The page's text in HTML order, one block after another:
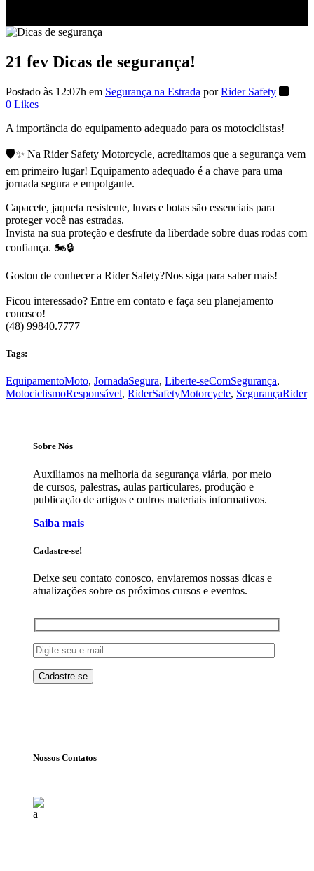
21 fev Dicas de segurança!
Postado às 12:07h em Segurança na Estrada porRider Safety
0 Likes
A importância do equipamento adequado para os motociclistas!
🛡️✨ Na Rider Safety Motorcycle, acreditamos que a segurança vem
em primeiro lugar! Equipamento adequado é a chave para uma
jornada segura e empolgante.
Capacete, jaqueta resistente, luvas e botas são essenciais para
proteger você nas estradas.
Invista na sua proteção e desfrute da liberdade sobre duas rodas com
confiança. 🏍️🔒
Gostou de conhecer a Rider Safety?Nos siga para saber mais!
Ficou interessado? Entre em contato e faça seu planejamento
conosco!
(48) 99840.7777⁠
Tags:
EquipamentoMoto, JornadaSegura, Liberte-seComSegurança,
MotociclismoResponsável, RiderSafetyMotorcycle, SegurançaRider
Sobre Nós
Auxiliamos na melhoria da segurança viária, por meio
de cursos, palestras, aulas particulares, produção e
publicação de artigos e outros materiais informativos.
Saiba mais
Cadastre-se!
Deixe seu contato conosco, enviaremos nossas dicas e
atualizações sobre os próximos cursos e eventos.
Nossos Contatos